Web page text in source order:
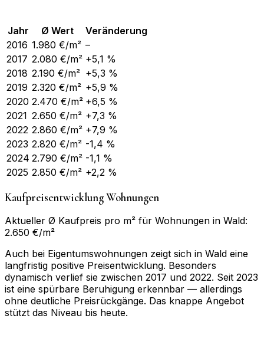
Jahr Ø Wert
Veränderung
2016 1.980 €/m² –
2017 2.080 €/m² +5,1 %
2018 2.190 €/m² +5,3 %
2019 2.320 €/m² +5,9 %
2020 2.470 €/m² +6,5 %
2021 2.650 €/m² +7,3 %
2022 2.860 €/m² +7,9 %
2023 2.820 €/m² -1,4 %
2024 2.790 €/m² -1,1 %
2025 2.850 €/m² +2,2 %
Kaufpreisentwicklung Wohnungen
Aktueller Ø Kaufpreis pro m² für Wohnungen in Wald:
2.650 €/m²
Auch bei Eigentumswohnungen zeigt sich in Wald eine
langfristig positive Preisentwicklung. Besonders
dynamisch verlief sie zwischen 2017 und 2022. Seit 2023
ist eine spürbare Beruhigung erkennbar — allerdings
ohne deutliche Preisrückgänge. Das knappe Angebot
stützt das Niveau bis heute.